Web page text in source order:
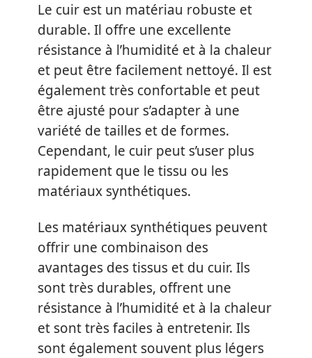
Le cuir est un matériau robuste et
durable. Il offre une excellente
résistance à l’humidité et à la chaleur
et peut être facilement nettoyé. Il est
également très confortable et peut
être ajusté pour s’adapter à une
variété de tailles et de formes.
Cependant, le cuir peut s’user plus
rapidement que le tissu ou les
matériaux synthétiques.
Les matériaux synthétiques peuvent
offrir une combinaison des
avantages des tissus et du cuir. Ils
sont très durables, offrent une
résistance à l’humidité et à la chaleur
et sont très faciles à entretenir. Ils
sont également souvent plus légers